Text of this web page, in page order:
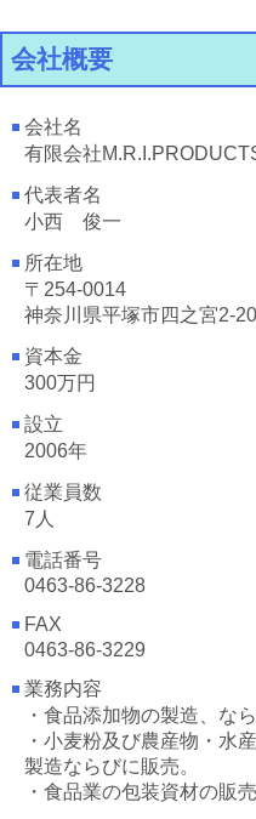
会社概要
会社名
有限会社
代表者名
小西 俊一
所在地
〒254-0014
神奈川県平塚市四之宮2-
資本金
300万円
設立
2006年
従業員数
7人
電話番号
0463-86-3228
FAX
0463-86-3229
業務内容
・食品添加物の製造、な
・小麦粉及び農産物・水
製造ならびに販売。
・食品業の包装資材の販売